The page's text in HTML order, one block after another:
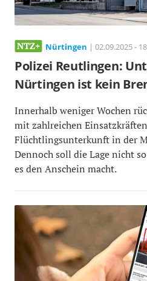
Nürtingen | 02.09.2025 -
Polizei Reutlingen:
Nürtingen ist kein
Innerhalb weniger Wochen
mit zahlreichen
Flüchtlingsunterkunft in der
Dennoch soll die Lage nicht
es den Anschein macht.